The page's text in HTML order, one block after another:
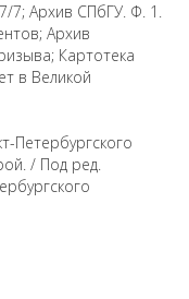
7; Архив СПбГУ. Ф. 1.
Архив
Картотека
в Великой
Петербургского
/ Под ред.